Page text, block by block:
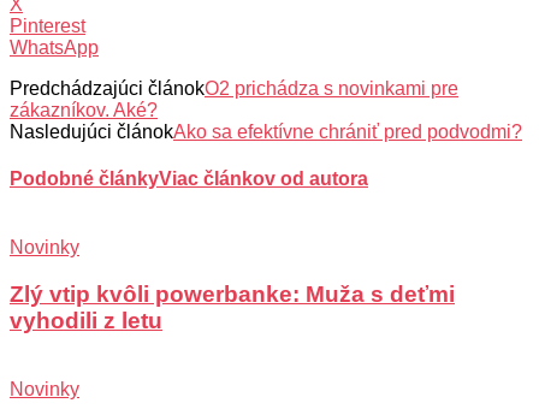
Pinterest
WhatsApp
Predchádzajúci článokO2 prichádza s novinkami pre
zákazníkov. Aké?
Nasledujúci článokAko sa efektívne chrániť pred podvodmi?
Podobné článkyViac článkov od autora
Novinky
Zlý vtip kvôli powerbanke: Muža s deťmi
vyhodili z letu
Novinky